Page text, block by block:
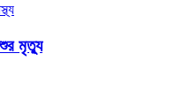
মৃত্যু